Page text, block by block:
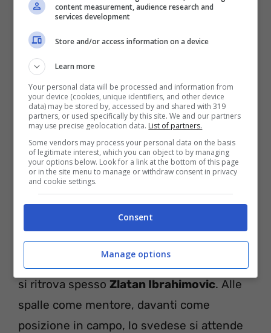
far lievitare la zona offensiva e creare
maggior spinta, il Milan ha riposto le
speranze su di lui.
È una questione anche di futura leadership,
perché è sì un ventiduenne, ma alle spalle
si ritrova spesso Zlatan Ibrahimovic. Alle
spalle come mentore, davanti come
posizione in campo, lo svedese si attende
content measurement, audience research and
services development
Store and/or access information on a device
Learn more
Your personal data will be processed and information from
your device (cookies, unique identifiers, and other device
data) may be stored by, accessed by and shared with 319
partners, or used specifically by this site. We and our partners
may use precise geolocation data. List of partners.
Some vendors may process your personal data on the basis
of legitimate interest, which you can object to by managing
your options below. Look for a link at the bottom of this page
or in the site menu to manage or withdraw consent in privacy
and cookie settings.
Consent
Manage options